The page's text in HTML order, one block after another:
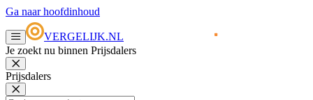
Ga naar hoofdinhoud
VERGELIJK.NL
Je zoekt nu binnen Prijsdalers
Prijsdalers